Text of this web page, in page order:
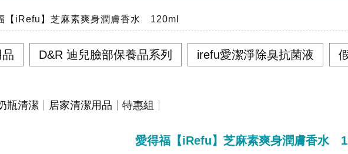
【iRefu】芝麻素爽身潤膚香水 120ml
D&R 迪兒臉部保養品系列 irefu愛潔淨除臭抗菌液
瓶清潔 居家清潔用品 特惠組
愛得福【iRefu】芝麻素爽身潤膚香水